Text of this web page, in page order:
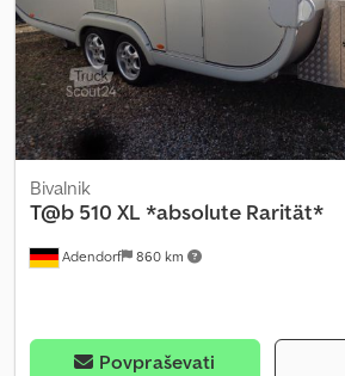
Adendorf 860 km
Bivalnik
T@b 510 XL *absolute Rarität*
Povpraševati